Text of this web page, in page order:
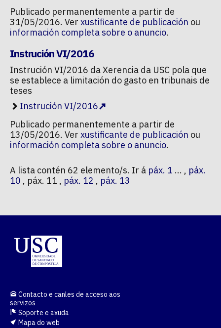
Publicado permanentemente a partir de
31/05/2016. Ver xustificante de publicación ou
información completa sobre o anuncio.
Instrución VI/2016
Instrución VI/2016 da Xerencia da USC pola que
se establece a limitación do gasto en tribunais de
teses
Instrución VI/2016
Publicado permanentemente a partir de
13/05/2016. Ver xustificante de publicación ou
información completa sobre o anuncio.
A lista contén 62 elemento/s. Ir á páx. 1 ... , páx.
10 , páx. 11 , páx. 12 , páx. 13
Contacto e canles de acceso aos
servizos
Soporte e axuda
Mapa do web